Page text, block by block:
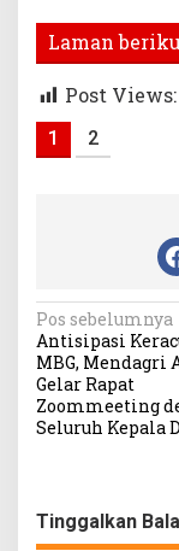
Laman
Post Views:
1 2
Navigasi
pos
Pos sebelumnya
Antisipasi
MBG, Mendagri
Gelar Rapat
Zoommeeting
Seluruh Kepala
Tinggalkan